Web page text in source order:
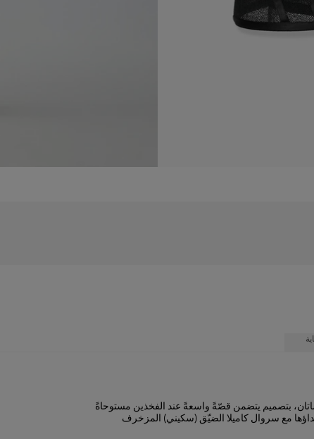
بتصميم يتضمن قصّةً واسعةً عند الفخذين مستوحاةً
مع سروال كاميلا الضيّق (سكيني) المزخرف